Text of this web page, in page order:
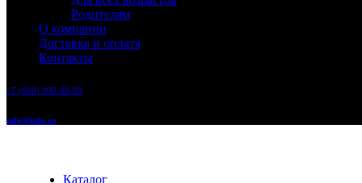
Родителям
О компании
Доставка и оплата
Контакты
+7 (999) 999-99-99
info@info.ru
Каталог